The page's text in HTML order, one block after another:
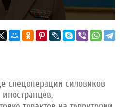
спецоперации силовиков